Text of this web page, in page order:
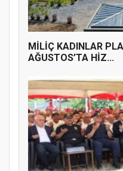
MİLİÇ KADINLAR
AĞUSTOS’TA HİZ...